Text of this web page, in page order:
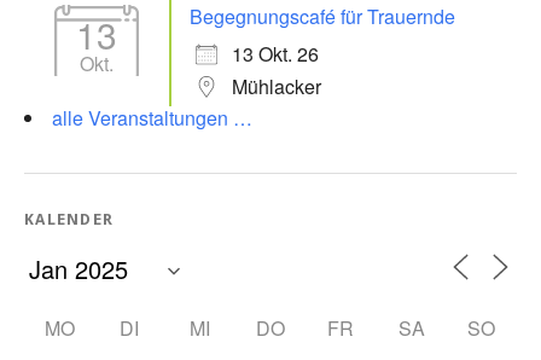
13
Okt.
Begegnungscafé für Trauernde
13 Okt. 26
Mühlacker
alle Veranstaltungen …
KALENDER
MO DI MI DO FR SA SO